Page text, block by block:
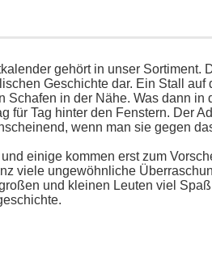
gehört in unser Sortiment.
Geschichte dar. Ein Stall auf
Schafen in der Nähe. Was dann in
für Tag hinter den Fenstern. Der
wenn man sie gegen
einige kommen erst zum
viele ungewöhnliche
und kleinen Leuten viel